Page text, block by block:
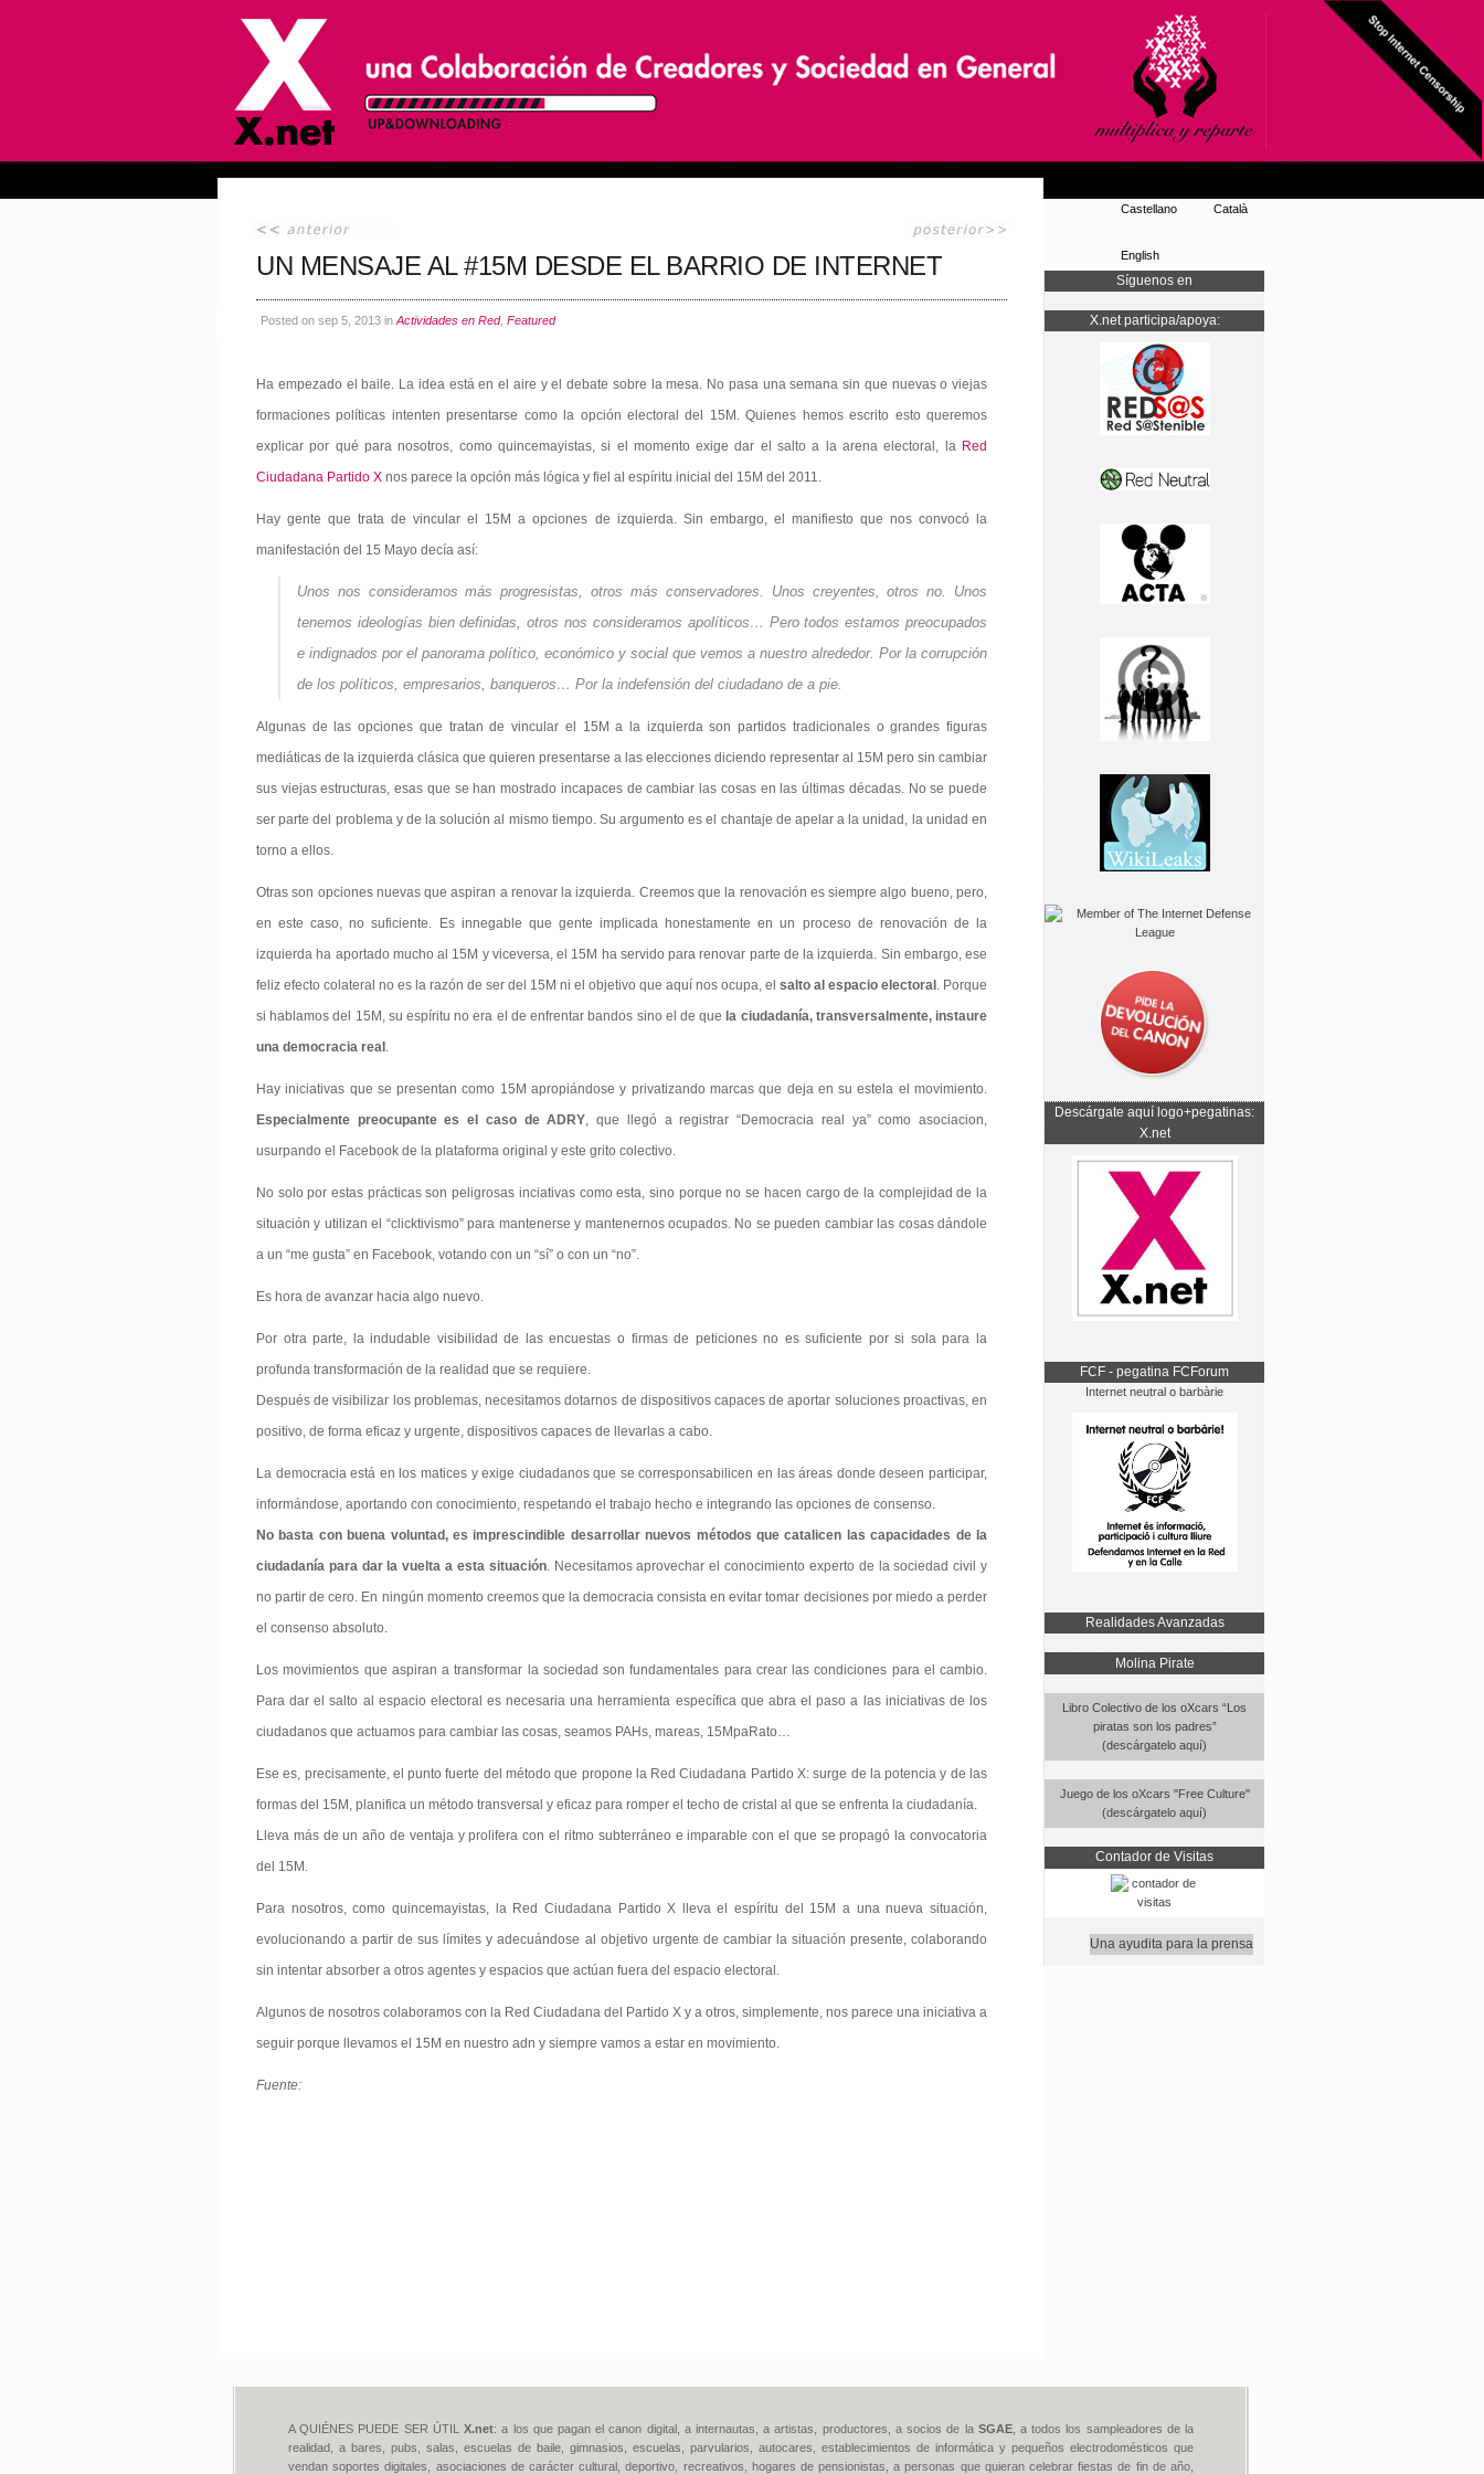
UN MENSAJE AL #15M DESDE EL BARRIO DE INTERNET
Posted on sep 5, 2013 in Actividades en Red, Featured
Ha empezado el baile. La idea está en el aire y el debate sobre la mesa. No pasa una semana sin que nuevas o viejas
formaciones políticas intenten presentarse como la opción electoral del 15M. Quienes hemos escrito esto queremos
explicar por qué para nosotros, como quincemayistas, si el momento exige dar el salto a la arena electoral, la Red
Ciudadana Partido X nos parece la opción más lógica y fiel al espíritu inicial del 15M del 2011.
Hay gente que trata de vincular el 15M a opciones de izquierda. Sin embargo, el manifiesto que nos convocó la
manifestación del 15 Mayo decía así:
Unos nos consideramos más progresistas, otros más conservadores. Unos creyentes, otros no. Unos
tenemos ideologías bien definidas, otros nos consideramos apolíticos… Pero todos estamos preocupados
e indignados por el panorama político, económico y social que vemos a nuestro alrededor. Por la corrupción
de los políticos, empresarios, banqueros… Por la indefensión del ciudadano de a pie.
Algunas de las opciones que tratan de vincular el 15M a la izquierda son partidos tradicionales o grandes figuras
mediáticas de la izquierda clásica que quieren presentarse a las elecciones diciendo representar al 15M pero sin cambiar
sus viejas estructuras, esas que se han mostrado incapaces de cambiar las cosas en las últimas décadas. No se puede
ser parte del problema y de la solución al mismo tiempo. Su argumento es el chantaje de apelar a la unidad, la unidad en
torno a ellos.
Otras son opciones nuevas que aspiran a renovar la izquierda. Creemos que la renovación es siempre algo bueno, pero,
en este caso, no suficiente. Es innegable que gente implicada honestamente en un proceso de renovación de la
izquierda ha aportado mucho al 15M y viceversa, el 15M ha servido para renovar parte de la izquierda. Sin embargo, ese
feliz efecto colateral no es la razón de ser del 15M ni el objetivo que aquí nos ocupa, el salto al espacio electoral . Porque
si hablamos del 15M, su espíritu no era el de enfrentar bandos sino el de que la ciudadanía, transversalmente, instaure
una democracia real .
Hay iniciativas que se presentan como 15M apropiándose y privatizando marcas que deja en su estela el movimiento.
Especialmente preocupante es el caso de ADRY, que llegó a registrar “Democracia real ya” como asociacion,
usurpando el Facebook de la plataforma original y este grito colectivo.
No solo por estas prácticas son peligrosas inciativas como esta, sino porque no se hacen cargo de la complejidad de la
situación y utilizan el “clicktivismo” para mantenerse y mantenernos ocupados. No se pueden cambiar las cosas dándole
a un “me gusta” en Facebook, votando con un “sí” o con un “no”.
Es hora de avanzar hacia algo nuevo.
Por otra parte, la indudable visibilidad de las encuestas o firmas de peticiones no es suficiente por si sola para la
profunda transformación de la realidad que se requiere.
Después de visibilizar los problemas, necesitamos dotarnos de dispositivos capaces de aportar soluciones proactivas, en
positivo, de forma eficaz y urgente, dispositivos capaces de llevarlas a cabo.
La democracia está en los matices y exige ciudadanos que se corresponsabilicen en las áreas donde deseen participar,
informándose, aportando con conocimiento, respetando el trabajo hecho e integrando las opciones de consenso.
No basta con buena voluntad, es imprescindible desarrollar nuevos métodos que catalicen las capacidades de la
ciudadanía para dar la vuelta a esta situación. Necesitamos aprovechar el conocimiento experto de la sociedad civil y
no partir de cero. En ningún momento creemos que la democracia consista en evitar tomar decisiones por miedo a perder
el consenso absoluto.
Los movimientos que aspiran a transformar la sociedad son fundamentales para crear las condiciones para el cambio.
Para dar el salto al espacio electoral es necesaria una herramienta específica que abra el paso a las iniciativas de los
ciudadanos que actuamos para cambiar las cosas, seamos PAHs, mareas, 15MpaRato…
Ese es, precisamente, el punto fuerte del método que propone la Red Ciudadana Partido X: surge de la potencia y de las
formas del 15M, planifica un método transversal y eficaz para romper el techo de cristal al que se enfrenta la ciudadanía.
Lleva más de un año de ventaja y prolifera con el ritmo subterráneo e imparable con el que se propagó la convocatoria
del 15M.
Para nosotros, como quincemayistas, la Red Ciudadana Partido X lleva el espíritu del 15M a una nueva situación,
evolucionando a partir de sus límites y adecuándose al objetivo urgente de cambiar la situación presente, colaborando
sin intentar absorber a otros agentes y espacios que actúan fuera del espacio electoral.
Algunos de nosotros colaboramos con la Red Ciudadana del Partido X y a otros, simplemente, nos parece una iniciativa a
seguir porque llevamos el 15M en nuestro adn y siempre vamos a estar en movimiento.
Fuente:
Castellano Català
English
Síguenos en
X.net participa/apoya:
Descárgate aquí logo+pegatinas:
X.net
FCF - pegatina FCForum
Internet neutral o barbàrie
Realidades Avanzadas
Molina Pirate
Libro Colectivo de los oXcars “Los
piratas son los padres”
(descárgatelo aquí)
Juego de los oXcars "Free Culture"
(descárgatelo aquí)
Contador de Visitas
Una ayudita para la prensa
A QUIÉNES PUEDE SER ÚTILX.net: a los que pagan el canon digital, a internautas, a artistas, productores, a socios de la SGAE, a todos los sampleadores de la
realidad, a bares, pubs, salas, escuelas de baile, gimnasios, escuelas, parvularios, autocares, establecimientos de informática y pequeños electrodomésticos que
vendan soportes digitales, asociaciones de carácter cultural, deportivo, recreativos, hogares de pensionistas, a personas que quieran celebrar fiestas de fin de año,